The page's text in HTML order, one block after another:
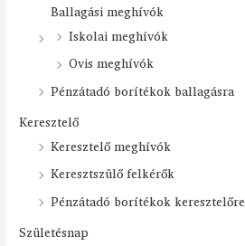
Ballagási meghívók
Iskolai meghívók
Ovis meghívók
Pénzátadó borítékok ballagásra
Keresztelő
Keresztelő meghívók
Keresztszülő felkérők
Pénzátadó borítékok keresztelőre
Születésnap